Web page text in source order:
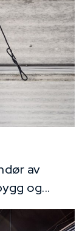
av
og...